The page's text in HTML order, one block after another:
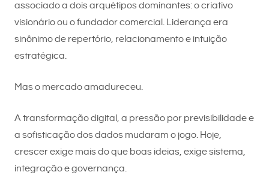
associado a dois arquétipos dominantes: o criativo
visionário ou o fundador comercial. Liderança era
sinônimo de repertório, relacionamento e intuição
estratégica.
Mas o mercado amadureceu.
A transformação digital, a pressão por previsibilidade e
a sofisticação dos dados mudaram o jogo. Hoje,
crescer exige mais do que boas ideias, exige sistema,
integração e governança.